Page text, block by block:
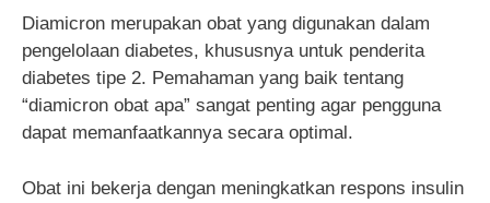
Diamicron merupakan obat yang digunakan dalam
pengelolaan diabetes, khususnya untuk penderita
diabetes tipe 2. Pemahaman yang baik tentang
“diamicron obat apa” sangat penting agar pengguna
dapat memanfaatkannya secara optimal.
Obat ini bekerja dengan meningkatkan respons insulin